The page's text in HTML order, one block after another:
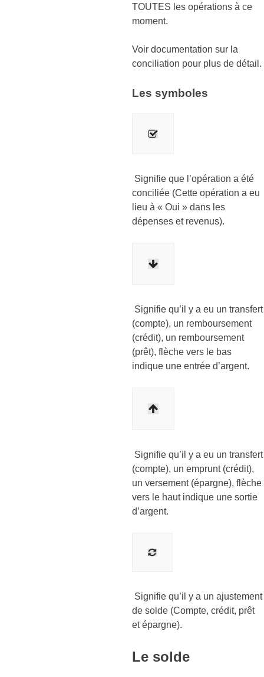
TOUTES les opérations à ce
moment.
Voir documentation sur la
conciliation pour plus de détail.
Les symboles
Signifie que l’opération a été
conciliée (Cette opération a eu
lieu à « Oui » dans les
dépenses et revenus).
Signifie qu’il y a eu un transfert
(compte), un remboursement
(crédit), un remboursement
(prêt), flèche vers le bas
indique une entrée d’argent.
Signifie qu’il y a eu un transfert
(compte), un emprunt (crédit),
un versement (épargne), flèche
vers le haut indique une sortie
d’argent.
Signifie qu’il y a un ajustement
de solde (Compte, crédit, prêt
et épargne).
Le solde